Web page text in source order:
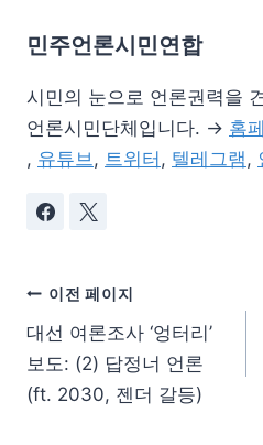
민주언론시민연합
시민의 눈으로 언론권력을
언론시민단체입니다. → 홈
, 유튜브, 트위터 , 텔레그램,
이전 페이지
대선 여론조사 ‘엉터리’
보도: (2) 답정너 언론
(ft. 2030, 젠더 갈등)